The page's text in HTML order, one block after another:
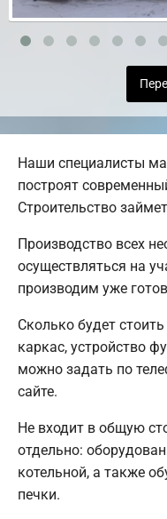
Наши специалисты
построят
Строительство
Производство всех
осуществляться на
производим уже
Сколько будет
каркас, устройство
можно задать по
сайте.
Не входит в общую
отдельно:
котельной, а также
печки.